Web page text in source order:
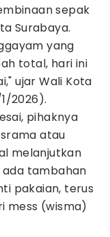
sepak
Surabaya.
yang
total, hari ini
ujar Wali Kota
2026).
pihaknya
atau
melanjutkan
tambahan
pakaian, terus
mess (wisma)